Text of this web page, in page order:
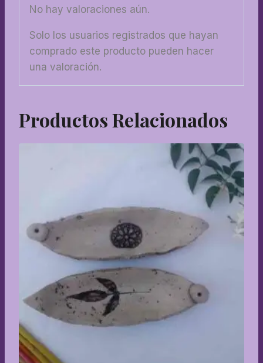
No hay valoraciones aún.
Solo los usuarios registrados que hayan
comprado este producto pueden hacer
una valoración.
Productos Relacionados